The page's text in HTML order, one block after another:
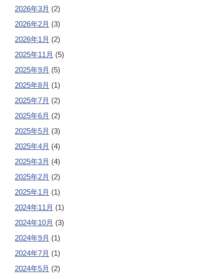
2026年3月 (2)
2026年2月 (3)
2026年1月 (2)
2025年11月 (5)
2025年9月 (5)
2025年8月 (1)
2025年7月 (2)
2025年6月 (2)
2025年5月 (3)
2025年4月 (4)
2025年3月 (4)
2025年2月 (2)
2025年1月 (1)
2024年11月 (1)
2024年10月 (3)
2024年9月 (1)
2024年7月 (1)
2024年5月 (2)